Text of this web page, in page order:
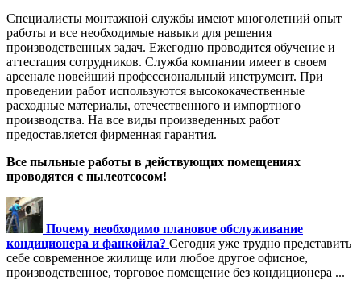
Специалисты монтажной службы имеют многолетний опыт
работы и все необходимые навыки для решения
производственных задач. Ежегодно проводится обучение и
аттестация сотрудников. Служба компании имеет в своем
арсенале новейший профессиональный инструмент. При
проведении работ используются высококачественные
расходные материалы, отечественного и импортного
производства. На все виды произведенных работ
предоставляется фирменная гарантия.
Все пыльные работы в действующих помещениях
проводятся с пылеотсосом!
Почему необходимо плановое обслуживание
кондиционера и фанкойла? Сегодня уже трудно представить
себе современное жилище или любое другое офисное,
производственное, торговое помещение без кондиционера ...